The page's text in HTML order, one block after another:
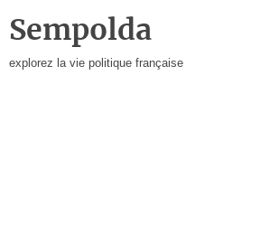
Sempolda
explorez la vie politique française